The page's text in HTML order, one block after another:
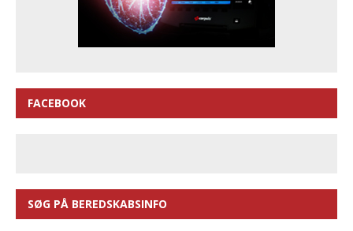
FACEBOOK
SØG PÅ BEREDSKABSINFO